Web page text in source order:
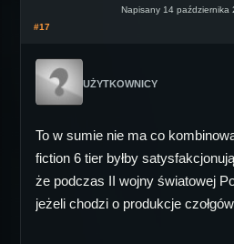
Napisany 14 października
#17
UŻYTKOWNICY
To w sumie nie ma co
fiction 6 tier byłby
że podczas II wojny światowej
jeżeli chodzi o produkcje czołgów